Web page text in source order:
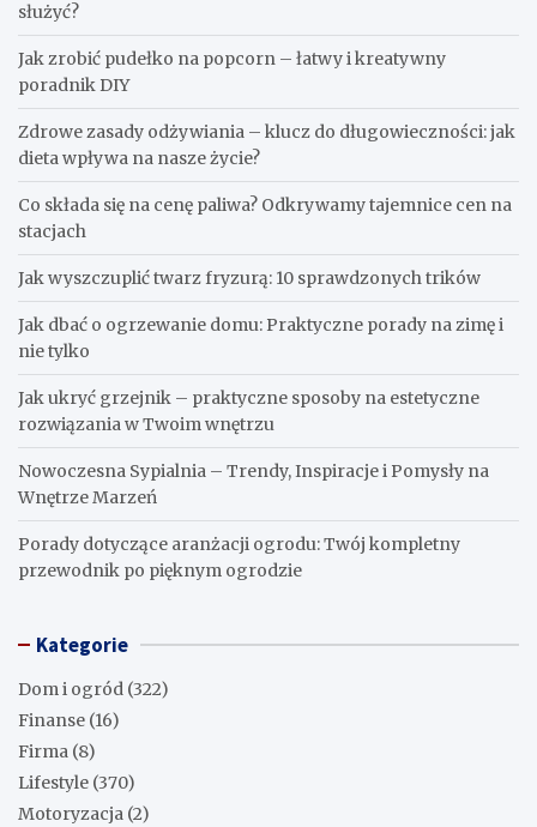
służyć?
Jak zrobić pudełko na popcorn – łatwy i kreatywny
poradnik DIY
Zdrowe zasady odżywiania – klucz do długowieczności: jak
dieta wpływa na nasze życie?
Co składa się na cenę paliwa? Odkrywamy tajemnice cen na
stacjach
Jak wyszczuplić twarz fryzurą: 10 sprawdzonych trików
Jak dbać o ogrzewanie domu: Praktyczne porady na zimę i
nie tylko
Jak ukryć grzejnik – praktyczne sposoby na estetyczne
rozwiązania w Twoim wnętrzu
Nowoczesna Sypialnia – Trendy, Inspiracje i Pomysły na
Wnętrze Marzeń
Porady dotyczące aranżacji ogrodu: Twój kompletny
przewodnik po pięknym ogrodzie
Kategorie
Dom i ogród (322)
Finanse (16)
Firma (8)
Lifestyle (370)
Motoryzacja (2)